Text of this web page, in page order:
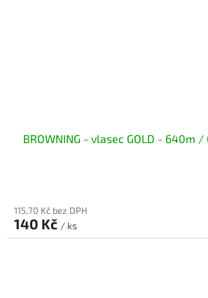
BROWNING - vlasec GOLD - 640m
115,70 Kč bez DPH
140 Kč / ks